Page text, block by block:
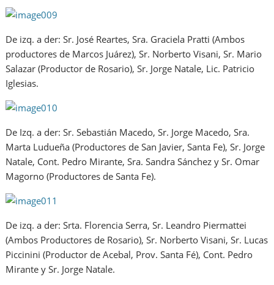
De izq. a der: Sr. José Reartes, Sra. Graciela Pratti (Ambos
productores de Marcos Juárez), Sr. Norberto Visani, Sr. Mario
Salazar (Productor de Rosario), Sr. Jorge Natale, Lic. Patricio
Iglesias.
De Izq. a der: Sr. Sebastián Macedo, Sr. Jorge Macedo, Sra.
Marta Ludueña (Productores de San Javier, Santa Fe), Sr. Jorge
Natale, Cont. Pedro Mirante, Sra. Sandra Sánchez y Sr. Omar
Magorno (Productores de Santa Fe).
De izq. a der: Srta. Florencia Serra, Sr. Leandro Piermattei
(Ambos Productores de Rosario), Sr. Norberto Visani, Sr. Lucas
Piccinini (Productor de Acebal, Prov. Santa Fé), Cont. Pedro
Mirante y Sr. Jorge Natale.